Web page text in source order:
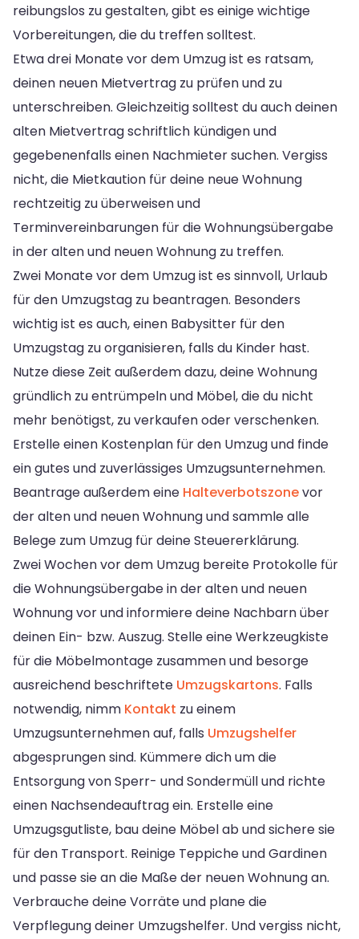
reibungslos zu gestalten, gibt es einige wichtige
Vorbereitungen, die du treffen solltest.
Etwa drei Monate vor dem Umzug ist es ratsam,
deinen neuen Mietvertrag zu prüfen und zu
unterschreiben. Gleichzeitig solltest du auch deinen
alten Mietvertrag schriftlich kündigen und
gegebenenfalls einen Nachmieter suchen. Vergiss
nicht, die Mietkaution für deine neue Wohnung
rechtzeitig zu überweisen und
Terminvereinbarungen für die Wohnungsübergabe
in der alten und neuen Wohnung zu treffen.
Zwei Monate vor dem Umzug ist es sinnvoll, Urlaub
für den Umzugstag zu beantragen. Besonders
wichtig ist es auch, einen Babysitter für den
Umzugstag zu organisieren, falls du Kinder hast.
Nutze diese Zeit außerdem dazu, deine Wohnung
gründlich zu entrümpeln und Möbel, die du nicht
mehr benötigst, zu verkaufen oder verschenken.
Erstelle einen Kostenplan für den Umzug und finde
ein gutes und zuverlässiges Umzugsunternehmen.
Beantrage außerdem eine Halteverbotszonevor
der alten und neuen Wohnung und sammle alle
Belege zum Umzug für deine Steuererklärung.
Zwei Wochen vor dem Umzug bereite Protokolle für
die Wohnungsübergabe in der alten und neuen
Wohnung vor und informiere deine Nachbarn über
deinen Ein- bzw. Auszug. Stelle eine Werkzeugkiste
für die Möbelmontage zusammen und besorge
ausreichend beschriftete Umzugskartons. Falls
notwendig, nimm Kontakt zu einem
Umzugsunternehmen auf, falls Umzugshelfer
abgesprungen sind. Kümmere dich um die
Entsorgung von Sperr- und Sondermüll und richte
einen Nachsendeauftrag ein. Erstelle eine
Umzugsgutliste, bau deine Möbel ab und sichere sie
für den Transport. Reinige Teppiche und Gardinen
und passe sie an die Maße der neuen Wohnung an.
Verbrauche deine Vorräte und plane die
Verpflegung deiner Umzugshelfer. Und vergiss nicht,